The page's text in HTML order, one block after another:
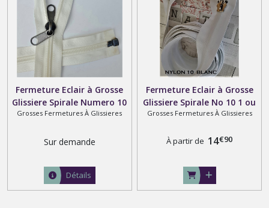
Fermeture Eclair à Grosse
Glissiere Spirale Numero 10
, Sur Mesure de 20 cm à 140
multiples coloris
Grosses Fermetures À Glissieres
Sur demande
Détails
Fermeture Eclair à Grosse
Glissiere Spirale No 10 1 ou
2 ou 3 Curseurs Rouge Noir
Grosses Fermetures À Glissieres
À partir de 14€90